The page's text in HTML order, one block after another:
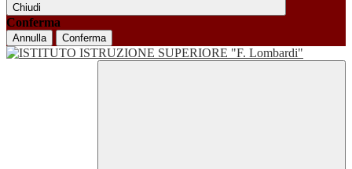
Chiudi
Conferma
Annulla Conferma